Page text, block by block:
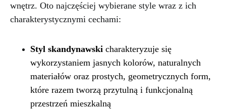
wnętrz. Oto najczęściej wybierane style wraz z ich
charakterystycznymi cechami:
Styl skandynawski charakteryzuje się
wykorzystaniem jasnych kolorów, naturalnych
materiałów oraz prostych, geometrycznych form,
które razem tworzą przytulną i funkcjonalną
przestrzeń mieszkalną